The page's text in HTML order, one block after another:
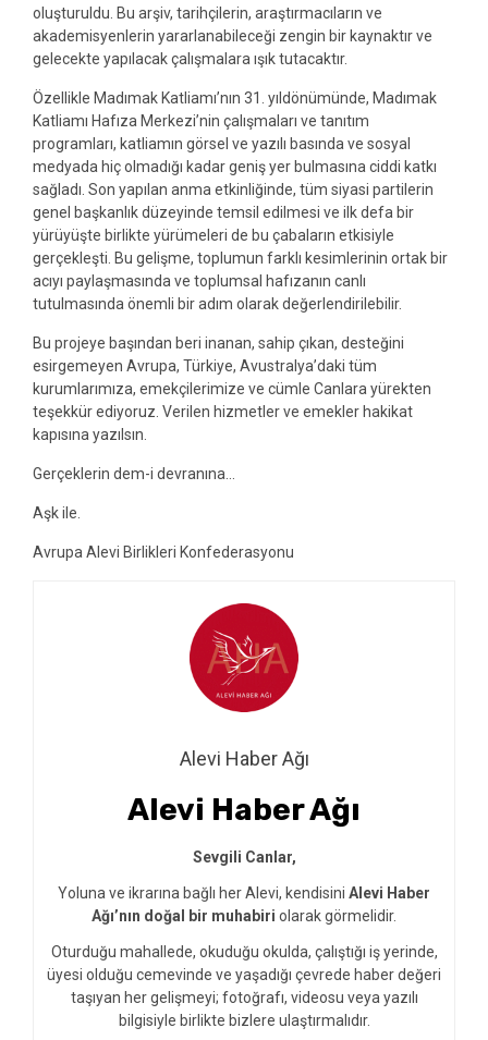
oluşturuldu. Bu arşiv, tarihçilerin, araştırmacıların ve
akademisyenlerin yararlanabileceği zengin bir kaynaktır ve
gelecekte yapılacak çalışmalara ışık tutacaktır.
Özellikle Madımak Katliamı’nın 31. yıldönümünde, Madımak
Katliamı Hafıza Merkezi’nin çalışmaları ve tanıtım
programları, katliamın görsel ve yazılı basında ve sosyal
medyada hiç olmadığı kadar geniş yer bulmasına ciddi katkı
sağladı. Son yapılan anma etkinliğinde, tüm siyasi partilerin
genel başkanlık düzeyinde temsil edilmesi ve ilk defa bir
yürüyüşte birlikte yürümeleri de bu çabaların etkisiyle
gerçekleşti. Bu gelişme, toplumun farklı kesimlerinin ortak bir
acıyı paylaşmasında ve toplumsal hafızanın canlı
tutulmasında önemli bir adım olarak değerlendirilebilir.
Bu projeye başından beri inanan, sahip çıkan, desteğini
esirgemeyen Avrupa, Türkiye, Avustralya’daki tüm
kurumlarımıza, emekçilerimize ve cümle Canlara yürekten
teşekkür ediyoruz. Verilen hizmetler ve emekler hakikat
kapısına yazılsın.
Gerçeklerin dem-i devranına…
Aşk ile.
Avrupa Alevi Birlikleri Konfederasyonu
Alevi Haber Ağı
Alevi Haber Ağı
Sevgili Canlar,
Yoluna ve ikrarına bağlı her Alevi, kendisini Alevi Haber
Ağı’nın doğal bir muhabiri olarak görmelidir.
Oturduğu mahallede, okuduğu okulda, çalıştığı iş yerinde,
üyesi olduğu cemevinde ve yaşadığı çevrede haber değeri
taşıyan her gelişmeyi; fotoğrafı, videosu veya yazılı
bilgisiyle birlikte bizlere ulaştırmalıdır.